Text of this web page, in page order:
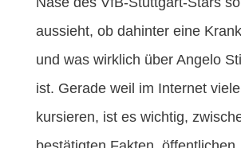
aussieht, ob dahinter eine
und was wirklich über Angelo
ist. Gerade weil im Internet
kursieren, ist es wichtig,